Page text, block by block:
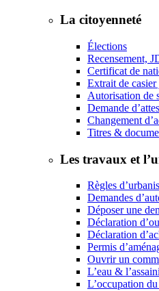
La citoyenneté
Élections
Recensement,
Certificat de
Extrait de
Autorisation de
Demande
Changement
Titres &
Les travaux et
Règles
Demandes
Déposer une
Déclaration
Déclaration
Permis
Ouvrir un
L’eau &
L’occupation